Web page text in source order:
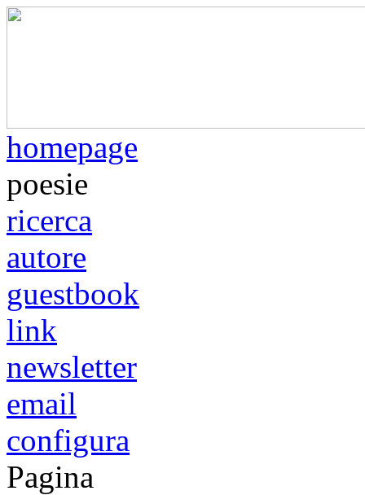
homepage
poesie
ricerca
autore
guestbook
link
newsletter
email
configura
Pagina